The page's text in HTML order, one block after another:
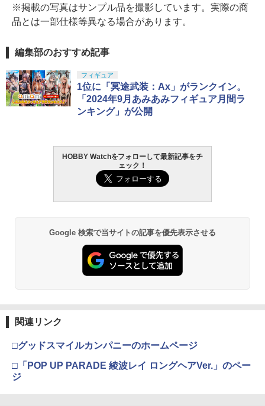
※掲載の写真はサンプル品を撮影しています。実際の商
品とは一部仕様等異なる場合があります。
編集部のおすすめ記事
フィギュア
1位に「冥途武装：Ax」がランクイン。
「2024年9月あみあみフィギュア月間ラ
ンキング」が公開
HOBBY Watchをフォローして最新記事をチ
ェック！
Google 検索で当サイトの記事を優先表示させる
関連リンク
□グッドスマイルカンパニーのホームページ
□「POP UP PARADE 綾波レイ ロングヘアVer.」のペー
ジ